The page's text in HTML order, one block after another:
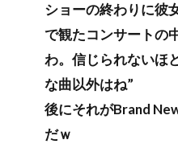
ショーの終わりに彼
で観たコンサートの
わ。信じられないほ
な曲以外はね”
後にそれがBrand
だｗ